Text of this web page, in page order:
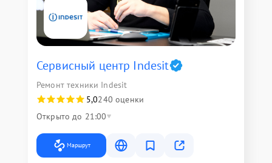
Сервисный центр Indesit
Ремонт техники Indesit
5,0240 оценки
Открыто до 21:00
Маршрут